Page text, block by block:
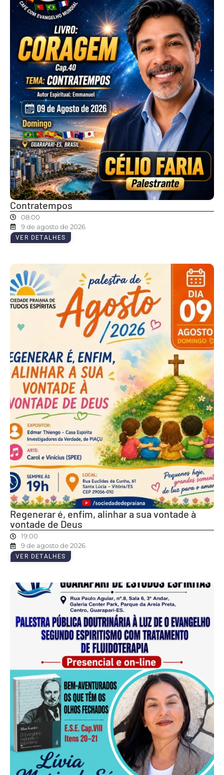
Contratempos
08:00
9 de agosto de 2026
VER DETALHES
Regenerar é, enfim, alinhar a sua vontade à
vontade de Deus
19:00
9 de agosto de 2026
VER DETALHES